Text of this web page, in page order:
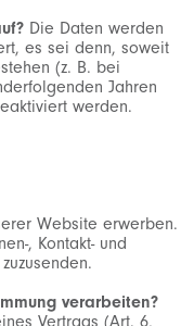
AN
Die Daten werden
es sei denn, soweit
(z. B. bei
Jahren
werden.
Website erwerben.
, Kontakt- und
verarbeiten?
Vertrags (Art. 6,